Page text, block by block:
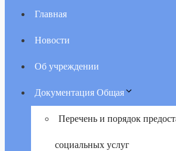
Главная
Новости
Об учреждении
Документация Общая
Перечень и порядок
социальных услуг